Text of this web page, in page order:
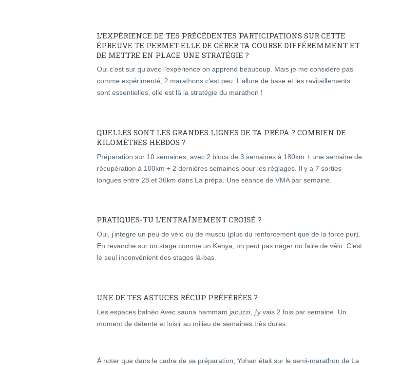
L’EXPÉRIENCE DE TES PRÉCÉDENTES PARTICIPATIONS SUR CETTE
ÉPREUVE TE PERMET-ELLE DE GÉRER TA COURSE DIFFÉREMMENT ET
DE METTRE EN PLACE UNE STRATÉGIE ?
Oui c’est sur qu’avec l’expérience on apprend beaucoup. Mais je me considère pas
comme expérimenté, 2 marathons c’est peu. L’allure de base et les ravitaillements
sont essentielles, elle est là la stratégie du marathon !
QUELLES SONT LES GRANDES LIGNES DE TA PRÉPA ? COMBIEN DE
KILOMÈTRES HEBDOS ?
Préparation sur 10 semaines, avec 2 blocs de 3 semaines à 180km + une semaine de
récupération à 100km + 2 dernières semaines pour les réglages. Il y a 7 sorties
longues entre 28 et 36km dans La prépa. Une séance de VMA par semaine.
PRATIQUES-TU L’ENTRAÎNEMENT CROISÉ ?
Oui, j’intègre un peu de vélo ou de muscu (plus du renforcement que de la force pur).
En revanche sur un stage comme un Kenya, on peut pas nager ou faire de vélo. C’est
le seul inconvénient des stages là-bas.
UNE DE TES ASTUCES RÉCUP PRÉFÉRÉES ?
Les espaces balnéo Avec sauna hammam jacuzzi, j’y vais 2 fois par semaine. Un
moment de détente et loisir au milieu de semaines très dures.
À noter que dans le cadre de sa préparation, Yohan était sur le semi-marathon de La